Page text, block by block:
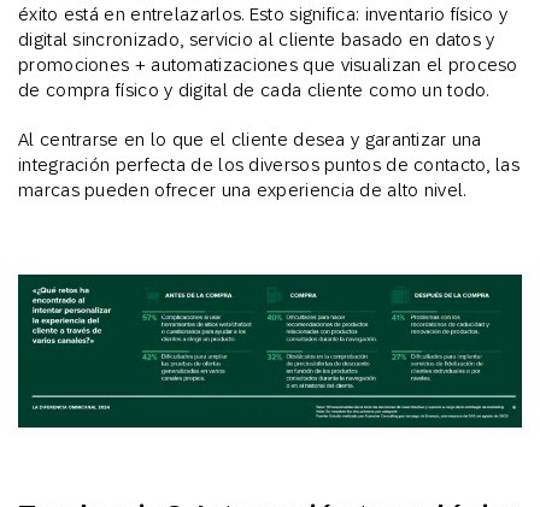
éxito está en entrelazarlos. Esto significa: inventario físico y
digital sincronizado, servicio al cliente basado en datos y
promociones + automatizaciones que visualizan el proceso
de compra físico y digital de cada cliente como un todo.
Al centrarse en lo que el cliente desea y garantizar una
integración perfecta de los diversos puntos de contacto, las
marcas pueden ofrecer una experiencia de alto nivel.